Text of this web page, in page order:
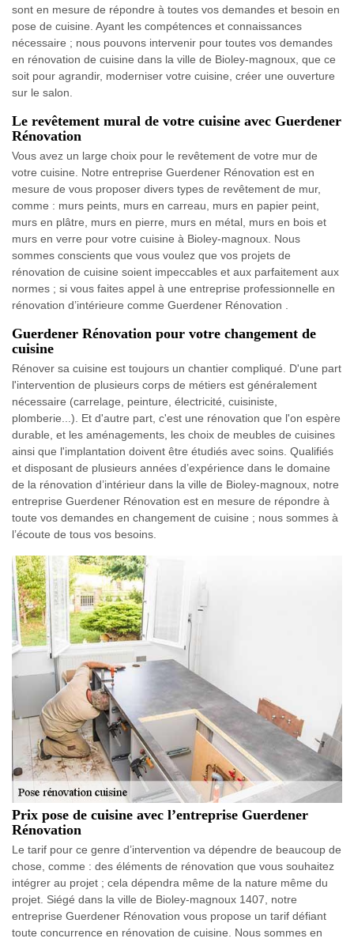
sont en mesure de répondre à toutes vos demandes et besoin en
pose de cuisine. Ayant les compétences et connaissances
nécessaire ; nous pouvons intervenir pour toutes vos demandes
en rénovation de cuisine dans la ville de Bioley-magnoux, que ce
soit pour agrandir, moderniser votre cuisine, créer une ouverture
sur le salon.
Le revêtement mural de votre cuisine avec Guerdener
Rénovation
Vous avez un large choix pour le revêtement de votre mur de
votre cuisine. Notre entreprise Guerdener Rénovation est en
mesure de vous proposer divers types de revêtement de mur,
comme : murs peints, murs en carreau, murs en papier peint,
murs en plâtre, murs en pierre, murs en métal, murs en bois et
murs en verre pour votre cuisine à Bioley-magnoux. Nous
sommes conscients que vous voulez que vos projets de
rénovation de cuisine soient impeccables et aux parfaitement aux
normes ; si vous faites appel à une entreprise professionnelle en
rénovation d’intérieure comme Guerdener Rénovation .
Guerdener Rénovation pour votre changement de
cuisine
Rénover sa cuisine est toujours un chantier compliqué. D'une part
l'intervention de plusieurs corps de métiers est généralement
nécessaire (carrelage, peinture, électricité, cuisiniste,
plomberie...). Et d'autre part, c'est une rénovation que l'on espère
durable, et les aménagements, les choix de meubles de cuisines
ainsi que l'implantation doivent être étudiés avec soins. Qualifiés
et disposant de plusieurs années d’expérience dans le domaine
de la rénovation d’intérieur dans la ville de Bioley-magnoux, notre
entreprise Guerdener Rénovation est en mesure de répondre à
toute vos demandes en changement de cuisine ; nous sommes à
l’écoute de tous vos besoins.
Prix pose de cuisine avec l’entreprise Guerdener
Rénovation
Le tarif pour ce genre d’intervention va dépendre de beaucoup de
chose, comme : des éléments de rénovation que vous souhaitez
intégrer au projet ; cela dépendra même de la nature même du
projet. Siégé dans la ville de Bioley-magnoux 1407, notre
entreprise Guerdener Rénovation vous propose un tarif défiant
toute concurrence en rénovation de cuisine. Nous sommes en